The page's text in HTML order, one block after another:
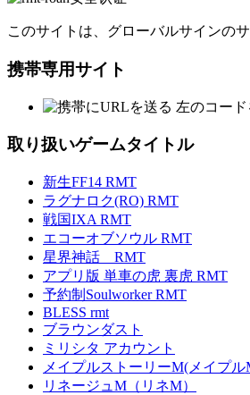
このサイトは、グローバルサインの
携帯専用サイト
左のコー
取り扱いゲームタイトル
新生FF14 RMT
ラグナロク(RO) RMT
戦国IXA RMT
エコーオブソウル RMT
星界神話 RMT
アプリ版 単車の虎 裏虎 RMT
予約制Soulworker RMT
BLESS rmt
ブラウンダスト
ミリシタ アカウント
メイプルストーリーM(メイプル
リネージュM（リネM）